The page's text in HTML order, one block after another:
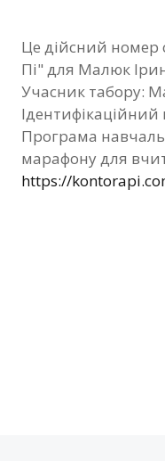
Видані
Це дійсний номер
Пі" для Малюк
Учасник табору:
Програма
марафону для
https://